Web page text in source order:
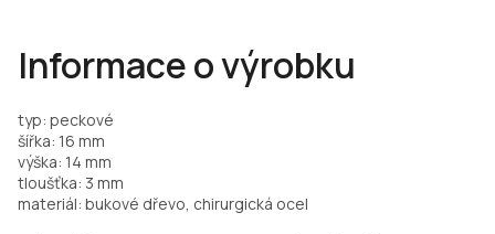
Informace o výrobku
typ: peckové
šířka: 16 mm
výška: 14 mm
tloušťka: 3 mm
materiál: bukové dřevo, chirurgická ocel